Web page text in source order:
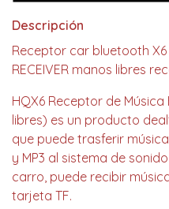
Descripción
Receptor car bluetooth X6
RECEIVER manos libres
HQX6 Receptor de
libres) es un producto
que puede trasferir
y MP3 al sistema de
carro, puede recibir
tarjeta TF.